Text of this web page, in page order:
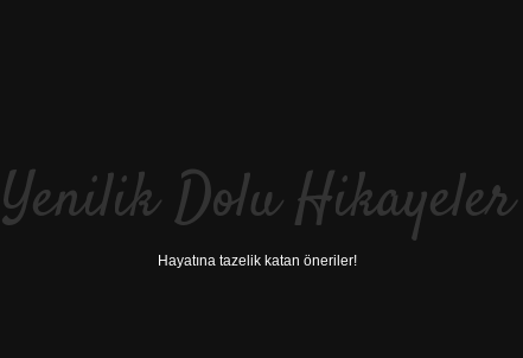
Yenilik Dolu Hikayeler
Hayatına tazelik katan öneriler!